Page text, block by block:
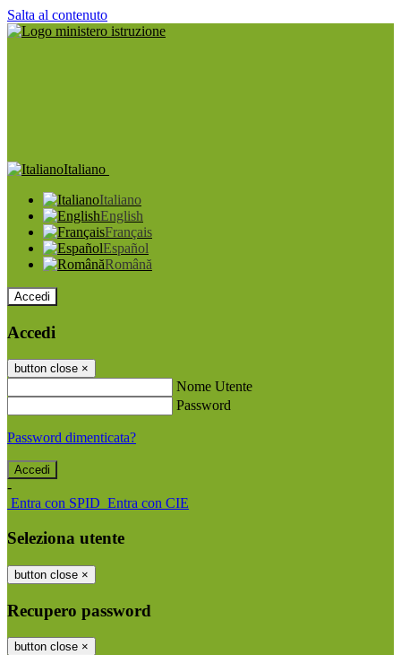
Salta al contenuto
Italiano
Italiano
English
Français
Español
Română
Accedi
Accedi
button close ×
Nome Utente
Password
Password dimenticata?
-
Entra con SPID Entra con CIE
Seleziona utente
button close ×
Recupero password
button close ×